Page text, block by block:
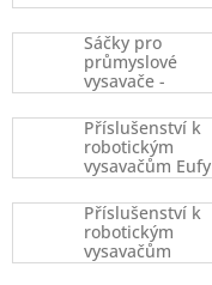
Sáčky pro
průmyslové
vysavače -
kusový prodej
Příslušenství k
robotickým
vysavačům Eufy
Robovac
Příslušenství k
robotickým
vysavačům
Xiaomi